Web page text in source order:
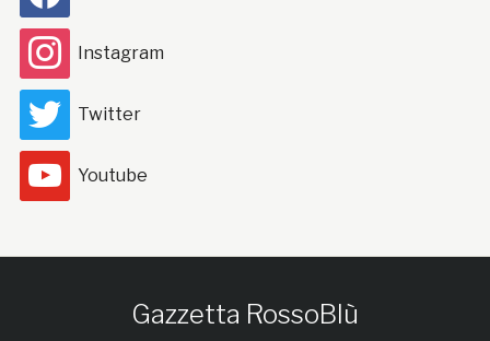
Instagram
Twitter
Youtube
Gazzetta RossoBlù